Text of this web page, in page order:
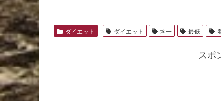
ダイエット ダイエット 均一 最低
スポ